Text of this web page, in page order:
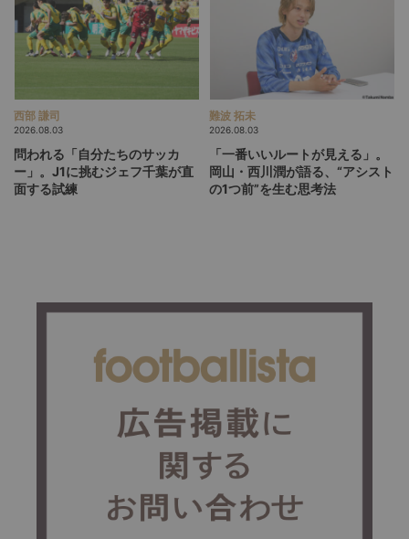
西部 謙司
2026.08.03
問われる「自分たちのサッカ
ー」。J1に挑むジェフ千葉が直
面する試練
難波 拓未
2026.08.03
「一番いいルートが見える」。
岡山・西川潤が語る、“アシスト
の1つ前”を生む思考法